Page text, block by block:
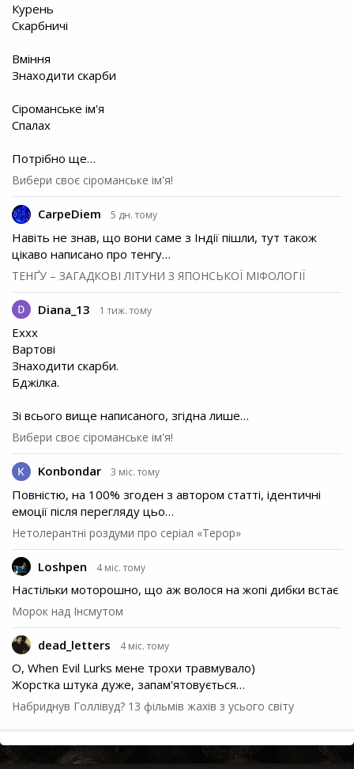
Курень
Скарбничі
Вміння
Знаходити скарби
Сіроманське ім'я
Спалах
Потрібно ще…
Вибери своє сіроманське ім'я!
CarpeDiem 5 дн. тому
Навіть не знав, що вони саме з Індії пішли, тут також
цікаво написано про тенгу…
ТЕНҐУ – ЗАГАДКОВІ ЛІТУНИ З ЯПОНСЬКОЇ МІФОЛОГІЇ
Diana_13 1 тиж. тому
Еххх
Вартові
Знаходити скарби.
Бджілка.
Зі всього вище написаного, згідна лише…
Вибери своє сіроманське ім'я!
Konbondar 3 міс. тому
Повністю, на 100% згоден з автором статті, ідентичні
емоції після перегляду цьо…
Нетолерантні роздуми про серіал «Терор»
Loshpen 4 міс. тому
Настільки моторошно, що аж волося на жопі дибки встає
Морок над Інсмутом
dead_letters 4 міс. тому
О, When Evil Lurks мене трохи травмувало)
Жорстка штука дуже, запам'ятовується…
Набриднув Голлівуд? 13 фільмів жахів з усього світу